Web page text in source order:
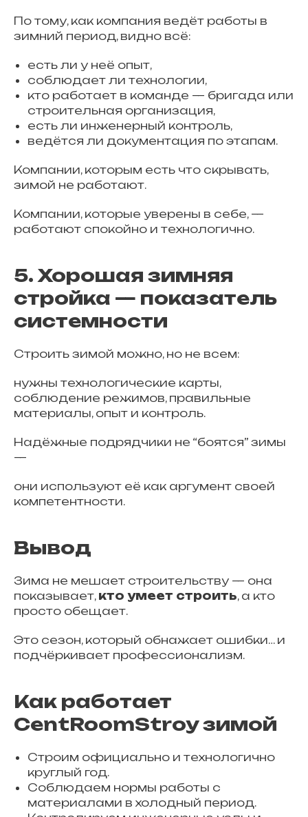
По тому, как компания ведёт работы в
зимний период, видно всё:
есть ли у неё опыт,
соблюдает ли технологии,
кто работает в команде — бригада или
строительная организация,
есть ли инженерный контроль,
ведётся ли документация по этапам.
Компании, которым есть что скрывать,
зимой не работают.
Компании, которые уверены в себе, —
работают спокойно и технологично.
5. Хорошая зимняя
стройка — показатель
системности
Строить зимой можно, но не всем:
нужны технологические карты,
соблюдение режимов, правильные
материалы, опыт и контроль.
Надёжные подрядчики не “боятся” зимы
—
они используют её как аргумент своей
компетентности.
Вывод
Зима не мешает строительству — она
показывает, кто умеет строить, а кто
просто обещает.
Это сезон, который обнажает ошибки… и
подчёркивает профессионализм.
Как работает
CentRoomStroy зимой
Строим официально и технологично
круглый год.
Соблюдаем нормы работы с
материалами в холодный период.